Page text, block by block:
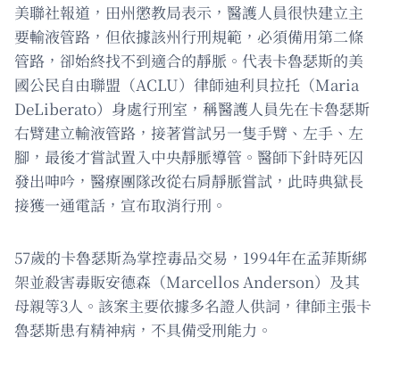
美聯社報道，田州懲教局表示，醫護人員很快建立主
要輸液管路，但依據該州行刑規範，必須備用第二條
管路，卻始終找不到適合的靜脈。代表卡魯瑟斯的美
國公民自由聯盟（ACLU）律師迪利貝拉托（Maria
DeLiberato）身處行刑室，稱醫護人員先在卡魯瑟斯
右臂建立輸液管路，接著嘗試另一隻手臂、左手、左
腳，最後才嘗試置入中央靜脈導管。醫師下針時死囚
發出呻吟，醫療團隊改從右肩靜脈嘗試，此時典獄長
接獲一通電話，宣布取消行刑。
57歲的卡魯瑟斯為掌控毒品交易，1994年在孟菲斯綁
架並殺害毒販安德森（Marcellos Anderson）及其
母親等3人。該案主要依據多名證人供詞，律師主張卡
魯瑟斯患有精神病，不具備受刑能力。